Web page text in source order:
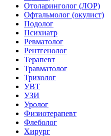
Отоларинголог (ЛОР)
Офтальмолог (окулист)
Подолог
Психиатр
Ревматолог
Рентгенолог
Терапевт
Травматолог
Трихолог
УВТ
УЗИ
Уролог
Физиотерапевт
Флеболог
Хирург